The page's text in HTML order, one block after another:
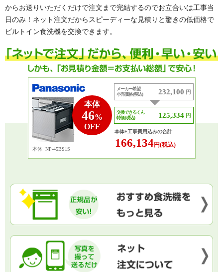
からお送りいただくだけで注文まで完結するのでお立合いは工事当
日のみ！ネット注文だからスピーディーな見積りと驚きの低価格で
ビルトイン食洗機を交換できます。
本体
46%
OFF
本体 NP-45BS1S
メーカー希望
小売価格 (税込)
232,100 円
交換できるくん
特価 (税込)
125,334 円
本体+工事費用込みの合計
166,134円(税込)